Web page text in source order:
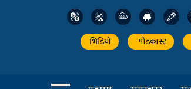
भिडियो पोडकास्ट